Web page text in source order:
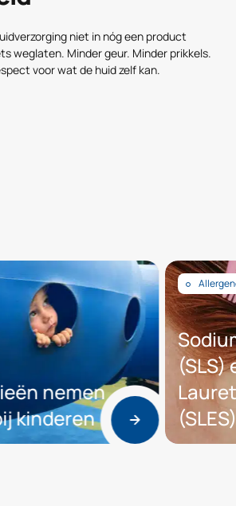
niet in nóg een product
weglaten. Minder geur. Minder prikkels.
voor wat de huid zelf kan.
nemen
Allergenen
(SLS)
(SLES)